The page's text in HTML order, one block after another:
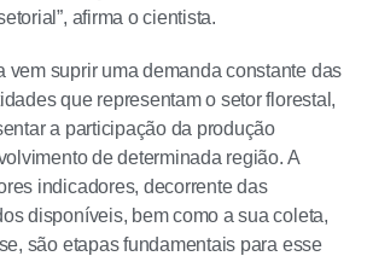
afirma o cientista.
vem suprir uma demanda constante das
que representam o setor florestal,
a participação da produção
de determinada região. A
indicadores, decorrente das
disponíveis, bem como a sua coleta,
são etapas fundamentais para esse